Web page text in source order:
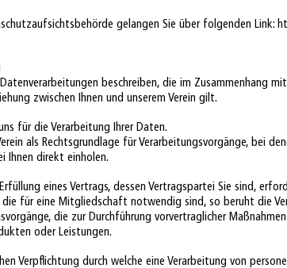
gelangen Sie über folgenden Link:
beschreiben, die im Zusammenhang
zwischen Ihnen und unserem Verein gilt.
für die Verarbeitung Ihrer Daten.
als Rechtsgrundlage für Verarbeitungsvorgänge, bei
Ihnen direkt einholen.
eines Vertrags, dessen Vertragspartei Sie sind,
für eine Mitgliedschaft notwendig sind, so beruht die
die zur Durchführung vorvertraglicher
oder Leistungen.
Verpflichtung durch welche eine Verarbeitung von